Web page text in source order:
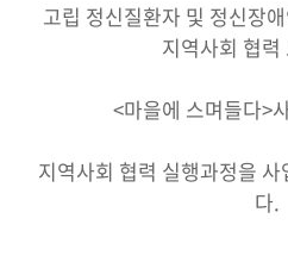
고립 정신질환자 및 정신장
지역사회 협력
<마을에 스며들다>
지역사회 협력 실행과정을
다.